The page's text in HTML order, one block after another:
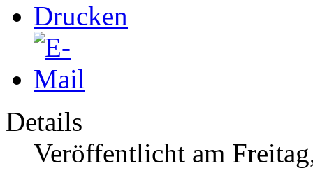
Details
Veröffentlicht am